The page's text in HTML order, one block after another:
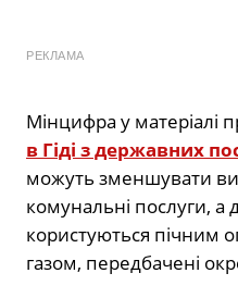
РЕКЛАМА
Мінцифра у матеріалі
в Гіді з державних
можуть зменшувати
комунальні послуги, а
користуються пічним
газом, передбачені